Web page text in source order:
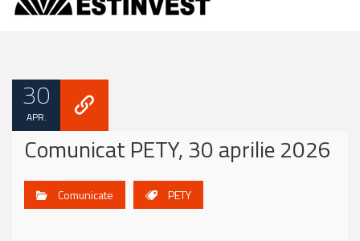
30
APR.
Comunicat PETY, 30 aprilie 2026
Comunicate PETY